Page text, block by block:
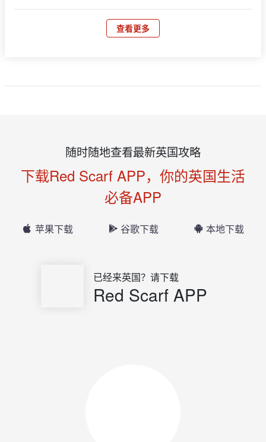
查看更多
随时随地查看最新英国攻略
下载Red Scarf APP，你的英国生活
必备APP
苹果下载 谷歌下载 本地下载
已经来英国？请下载
Red Scarf APP